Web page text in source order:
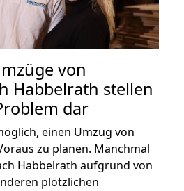
von
Habbelrath stellen
dar
einen Umzug von
zu planen. Manchmal
Habbelrath aufgrund von
plötzlichen